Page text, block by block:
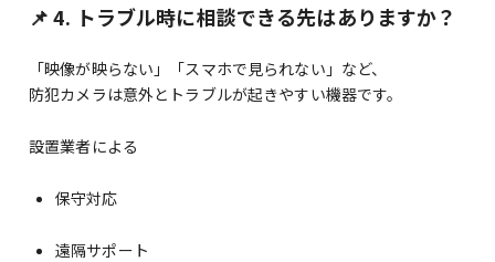
📌 4. トラブル時に相談できる先はありますか？
「映像が映らない」「スマホで見られない」など、
防犯カメラは意外とトラブルが起きやすい機器です。
設置業者による
保守対応
遠隔サポート